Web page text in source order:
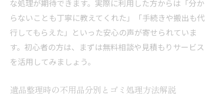
な処理が期待できます。実際に利用した方からは「分か
らないことも丁寧に教えてくれた」「手続きや搬出も代
行してもらえた」といった安心の声が寄せられていま
す。初心者の方は、まずは無料相談や見積もりサービス
を活用してみましょう。
遺品整理時の不用品分別とゴミ処理方法解説